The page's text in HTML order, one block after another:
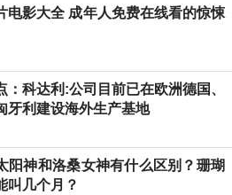
电影大全 成年人免费在线看的惊悚
：科达利:公司目前已在欧洲德国、
牙利建设海外生产基地
阳神和洛桑女神有什么区别？珊瑚
叫几个月？